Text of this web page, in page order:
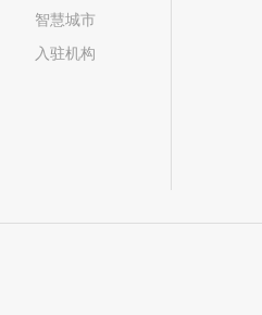
智慧城市
入驻机构